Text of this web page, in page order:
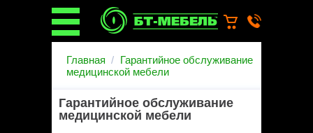
О бренде
Каталог
Услуги
Главная
Гарантийное обслуживание
медицинской мебели
Гарантийное обслуживание
медицинской мебели